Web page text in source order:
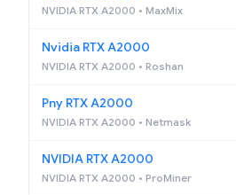
NVIDIA RTX A2000 • MaxMix
Nvidia RTX A2000
NVIDIA RTX A2000 • Roshan
Pny RTX A2000
NVIDIA RTX A2000 • Netmask
NVIDIA RTX A2000
NVIDIA RTX A2000 • ProMiner